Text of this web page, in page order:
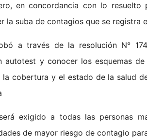
en concordancia con lo resuelto
la suba de contagios que se registra
a través de la resolución N°
autotest y conocer los esquemas
la cobertura y el estado de la salud
exigido a todas las personas
de mayor riesgo de contagio